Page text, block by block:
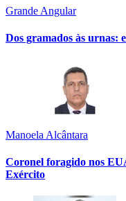
Grande Angular
Dos gramados às urnas:
Manoela Alcântara
Coronel foragido nos
Exército